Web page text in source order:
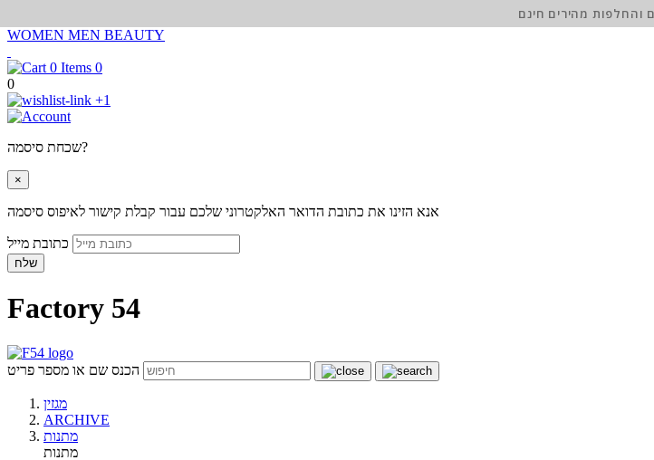
WOMEN MEN BEAUTY
0
0
+1
שכחת סיסמה?
×
אנא הזינו את כתובת הדואר האלקטרוני שלכם עבור קבלת קישור לאיפוס סיסמה
שלח
Factory 54
הכנס שם או מספר פריט
מגזין
ARCHIVE
מתנות
מתנות
והחלפות מהירים חינם